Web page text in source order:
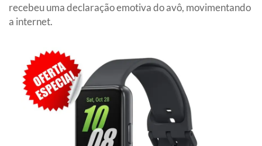
recebeu uma declaração emotiva do avô, movimentando
a internet.